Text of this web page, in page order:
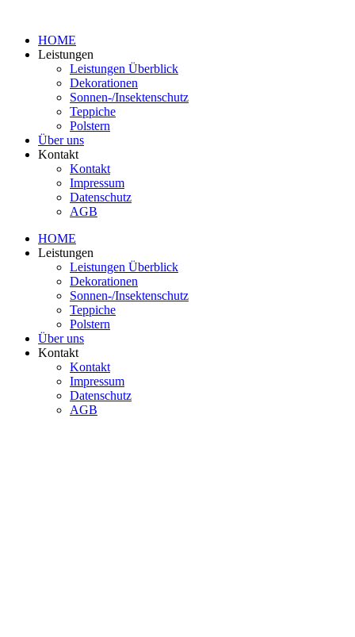
HOME
Leistungen
Leistungen Überblick
Dekorationen
Sonnen-/Insektenschutz
Teppiche
Polstern
Über uns
Kontakt
Kontakt
Impressum
Datenschutz
AGB
HOME
Leistungen
Leistungen Überblick
Dekorationen
Sonnen-/Insektenschutz
Teppiche
Polstern
Über uns
Kontakt
Kontakt
Impressum
Datenschutz
AGB